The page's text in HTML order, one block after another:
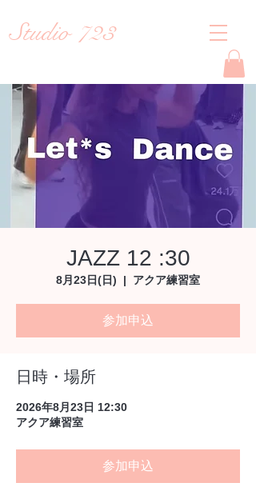
Studio 723
JAZZ 12 :30
8月23日(日)
  |
アクア練習室
参加申込
日時・場所
2026年8月23日 12:30
アクア練習室
参加申込